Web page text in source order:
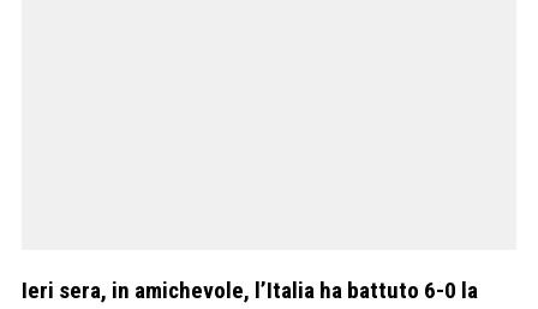
Ieri sera, in amichevole, l’Italia ha battuto 6-0 la